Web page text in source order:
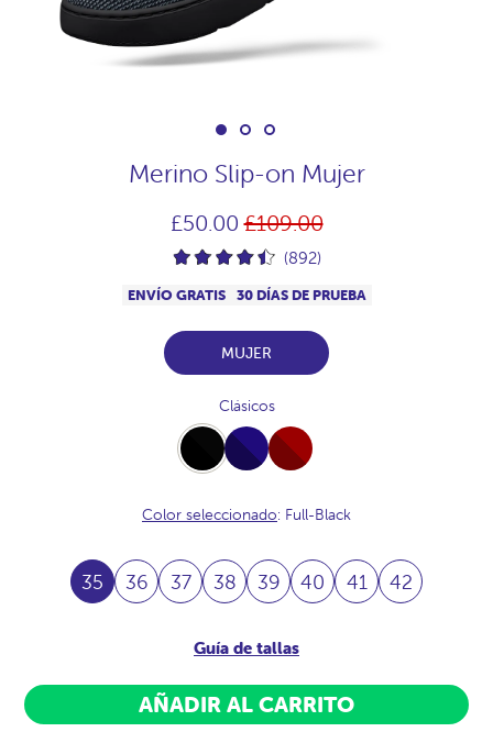
Merino Slip-on Mujer
£50.00Precio
habitual
£109.00
(892)
ENVÍO GRATIS 30 DÍAS DE PRUEBA
MUJER
Clásicos
Full-
Black
Full-
Navy
Full-
Burdeos
Color seleccionado: Full-Black
35 36 37 38 39 40 41 42
Guía de tallas
AÑADIR AL CARRITO